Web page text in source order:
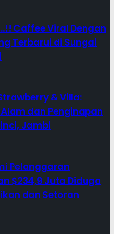
Caffee Viral Dengan
Terbarui di Sungai
& Villa:
dan Penginapan
Jambi
Pelanggaran
$234,9 Juta Diduga
dan Setoran